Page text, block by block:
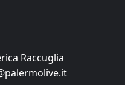
Raccuglia